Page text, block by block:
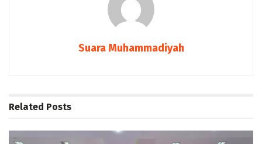
Suara Muhammadiyah
Related Posts